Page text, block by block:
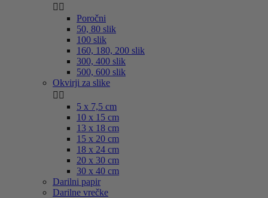
 
Poročni
50, 80 slik
100 slik
160, 180, 200 slik
300, 400 slik
500, 600 slik
Okvirji za slike
 
5 x 7,5 cm
10 x 15 cm
13 x 18 cm
15 x 20 cm
18 x 24 cm
20 x 30 cm
30 x 40 cm
Darilni papir
Darilne vrečke